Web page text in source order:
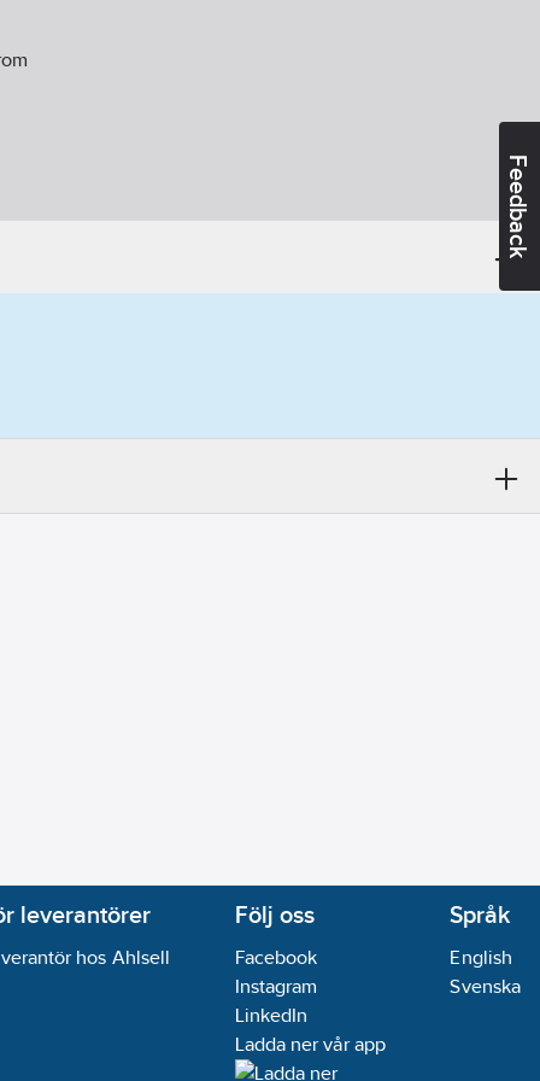
Feedback
leverantörer
hos Ahlsell
Följ oss
Facebook
Instagram
LinkedIn
Ladda ner vår app
Språk
English
Svenska